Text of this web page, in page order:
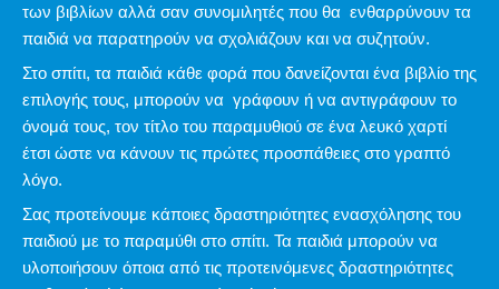
των βιβλίων αλλά σαν συνομιλητές που θα ενθαρρύνουν τα
παιδιά να παρατηρούν να σχολιάζουν και να συζητούν.
Στο σπίτι, τα παιδιά κάθε φορά που δανείζονται ένα βιβλίο της
επιλογής τους, μπορούν να γράφουν ή να αντιγράφουν το
όνομά τους, τον τίτλο του παραμυθιού σε ένα λευκό χαρτί
έτσι ώστε να κάνουν τις πρώτες προσπάθειες στο γραπτό
λόγο.
Σας προτείνουμε κάποιες δραστηριότητες ενασχόλησης του
παιδιού με το παραμύθι στο σπίτι. Τα παιδιά μπορούν να
υλοποιήσουν όποια από τις προτεινόμενες δραστηριότητες